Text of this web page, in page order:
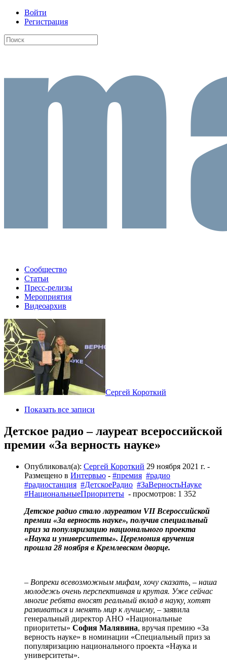
Войти
Регистрация
Сообщество
Статьи
Пресс-релизы
Мероприятия
Видеоархив
Сергей Короткий
Показать все записи
Детское радио – лауреат всероссийской
премии «За верность науке»
Опубликовал(а): Сергей Короткий 29 ноября 2021 г. -
Размещено в Интервью - #премия #радио
#радиостанция #ДетскоеРадио #ЗаВерностьНауке
#НациональныеПриоритеты - просмотров: 1 352
Детское радио стало лауреатом VII Всероссийской
премии «За верность науке», получив специальный
приз за популяризацию национального проекта
«Наука и университеты». Церемония вручения
прошла 28 ноября в Кремлевском дворце.
– Вопреки всевозможным мифам, хочу сказать, – наша
молодежь очень перспективная и крутая. Уже сейчас
многие ребята вносят реальный вклад в науку, хотят
развиваться и менять мир к лучшему, – заявила
генеральный директор АНО «Национальные
приоритеты» София Малявина, вручая премию «За
верность науке» в номинации «Специальный приз за
популяризацию национального проекта «Наука и
университеты».